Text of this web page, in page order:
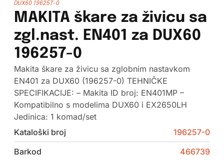
DUX60 196257-0
MAKITA škare za živicu sa
zgl.nast. EN401 za DUX60
196257-0
Makita škare za živicu sa zglobnim nastavkom
EN401 za DUX60 (196257-0) TEHNIČKE
SPECIFIKACIJE: – Makita ID broj: EN401MP –
Kompatibilno s modelima DUX60 i EX2650LH
Jedinica: 1 komad/set
Kataloški broj
196257-0
Barkod
466739